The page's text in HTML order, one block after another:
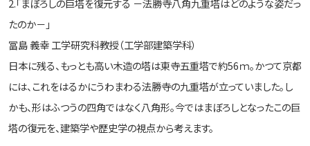
2.「まぼろしの巨塔を復元する －法勝寺八角九重塔はどのような姿だっ
たのか－」
冨島 義幸 工学研究科教授（工学部建築学科）
日本に残る、もっとも高い木造の塔は東寺五重塔で約56ｍ。かつて京都
には、これをはるかにうわまわる法勝寺の九重塔が立っていました。し
かも、形はふつうの四角ではなく八角形。今ではまぼろしとなったこの巨
塔の復元を、建築学や歴史学の視点から考えます。